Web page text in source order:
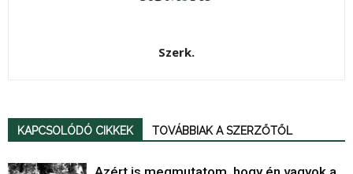
Szerk.
KAPCSOLÓDÓ CIKKEK TOVÁBBIAK A SZERZŐTŐL